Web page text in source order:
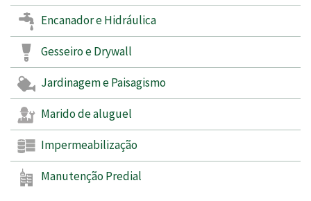
Encanador e Hidráulica
Gesseiro e Drywall
Jardinagem e Paisagismo
Marido de aluguel
Impermeabilização
Manutenção Predial